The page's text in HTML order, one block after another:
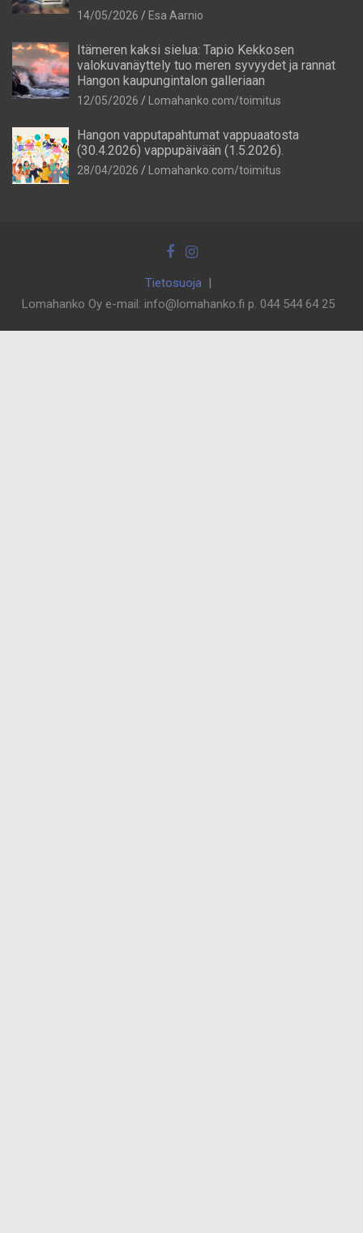
14/05/2026 Esa Aarnio
Itämeren kaksi sielua: Tapio Kekkosen
valokuvanäyttely tuo meren syvyydet ja rannat
Hangon kaupungintalon galleriaan
12/05/2026 Lomahanko.com/toimitus
Hangon vapputapahtumat vappuaatosta
(30.4.2026) vappupäivään (1.5.2026).
28/04/2026 Lomahanko.com/toimitus
Tietosuoja
Lomahanko Oy e-mail: info@lomahanko.fi p. 044 544 64 25